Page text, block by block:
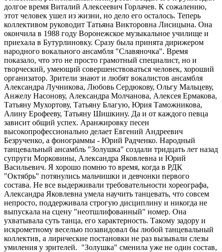
долгое время Виталий Алексеевич Горлачев. К сожалению,
этот человек ушел из жизни, но дело его осталось. Теперь
коллективом руководит Татьяна Викторовна Лисицына. Она
окончила в 1988 году Воронежское музыкальное училище и
приехала в Бутурлиновку. Сразу была принята дирижером
народного вокального ансамбля "Славяночка". Время
показало, что это не просто грамотный специалист, но и
творческий, умеющий совершенствоваться человек, хороший
организатор. Зрители знают и любят вокалистов ансамбля
Александра Лучникова, Любовь Сердюкову, Ольгу Мальцеву,
Анжелу Насонову, Александра Молчанова, Алексея Ермакова,
Татьяну Мухортову, Татьяну Благую, Юрия Таможникова,
Алину Ерофееву, Татьяну Шишкину. Да и от каждого певца
зависит общий успех. Аранжировку песен
высокопрофессионально делает Евгений Андреевич
Безрученко, а фонограммы - Юрий Радченко. Народный
танцевальный ансамбль "Золушка" создали тридцать лет назад
супруги Морковины, Александра Яковлевна и Юрий
Васильевич. Я хорошо помню то время, когда в РДК
"Октябрь" потянулись мальчишки и девчонки первого
состава. Не все выдерживали требовательности хореографа,
Александра Яковлевна умела научить танцевать, что совсем
непросто, поддерживала строгую дисциплину и никогда не
выпускала на сцену "неотшлифованный" номер. Она
ухватывала суть танца, его характерность. Такому задору и
искрометному веселью позавидовал бы любой танцевальный
коллектив, а лирические постановки не раз вызывали слезы
умиления у зрителей. "Золушка" сменила уже не один состав,